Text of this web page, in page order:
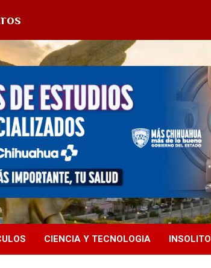
CIENCIA Y TECNOLOGIA INSOLITO